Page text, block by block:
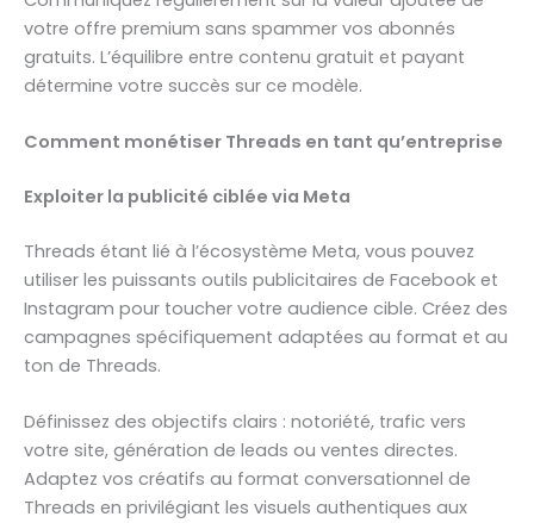
votre offre premium sans spammer vos abonnés
gratuits. L’équilibre entre contenu gratuit et payant
détermine votre succès sur ce modèle.
Comment monétiser Threads en tant qu’entreprise
Exploiter la publicité ciblée via Meta
Threads étant lié à l’écosystème Meta, vous pouvez
utiliser les puissants outils publicitaires de Facebook et
Instagram pour toucher votre audience cible. Créez des
campagnes spécifiquement adaptées au format et au
ton de Threads.
Définissez des objectifs clairs : notoriété, trafic vers
votre site, génération de leads ou ventes directes.
Adaptez vos créatifs au format conversationnel de
Threads en privilégiant les visuels authentiques aux